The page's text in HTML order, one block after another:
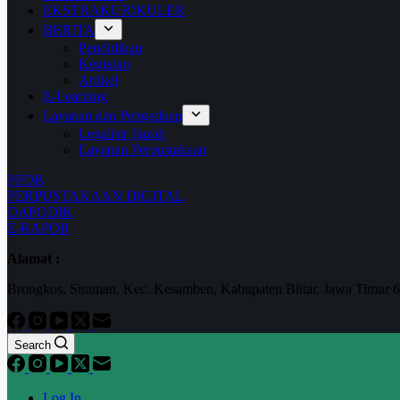
EKSTRAKURIKULER
BERITA
Pendidikan
Kegiatan
Artikel
E-Learning
Layanan dan Pengaduan
Legalisir Ijazah
Layanan Perpustakaan
PPDB
PERPUSTAKAAN DIGITAL
DAPODIK
E-RAPOR
Alamat :
Brongkos, Siraman, Kec. Kesamben, Kabupaten Blitar, Jawa Timur
Search